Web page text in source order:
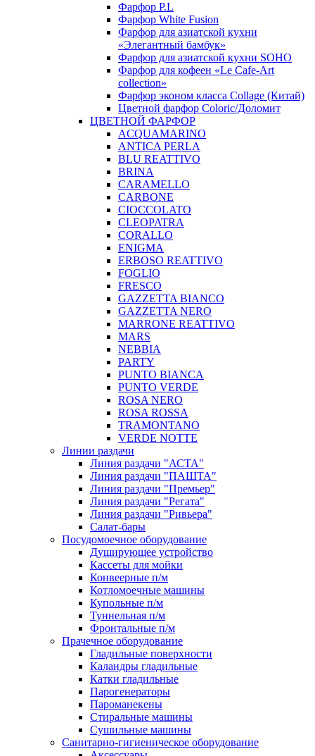
Фарфор P.L
Фарфор White Fusion
Фарфор для азиатской кухни
«Элегантный бамбук»
Фарфор для азиатской кухни SOHO
Фарфор для кофеен «Le Cafe-Art
collection»
Фарфор эконом класса Collage (Китай)
Цветной фарфор Coloric/Доломит
ЦВЕТНОЙ ФАРФОР
ACQUAMARINO
ANTICA PERLA
BLU REATTIVO
BRINA
CARAMELLO
CARBONE
CIOCCOLATO
CLEOPATRA
CORALLO
ENIGMA
ERBOSO REATTIVO
FOGLIO
FRESCO
GAZZETTA BIANCO
GAZZETTA NERO
MARRONE REATTIVO
MARS
NEBBIA
PARTY
PUNTO BIANCA
PUNTO VERDE
ROSA NERO
ROSA ROSSA
TRAMONTANO
VERDE NOTTE
Линии раздачи
Линия раздачи "АСТА"
Линия раздачи "ПАШТА"
Линия раздачи "Премьер"
Линия раздачи "Регата"
Линия раздачи "Ривьера"
Салат-бары
Посудомоечное оборудование
Душирующее устройство
Кассеты для мойки
Конвеерные п/м
Котломоечные машины
Купольные п/м
Туннельная п/м
Фронтальные п/м
Прачечное оборудование
Гладильные поверхности
Каландры гладильные
Катки гладильные
Парогенераторы
Пароманекены
Стиральные машины
Сушильные машины
Санитарно-гигиеническое оборудование